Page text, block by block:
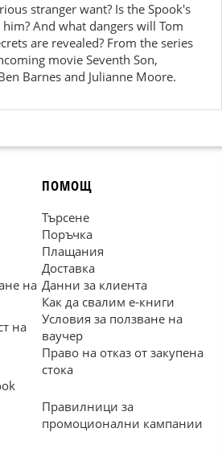
stranger want? Is the Spook's
And what dangers will Tom
are revealed? From the series
movie Seventh Son,
Barnes and Julianne Moore.
на
на
ПОМОЩ
Търсене
Поръчка
Плащания
Доставка
Данни за клиента
Как да свалим е-книги
Условия за ползване на
ваучер
Право на отказ от закупена
стока
Правилници за
промоционални кампании